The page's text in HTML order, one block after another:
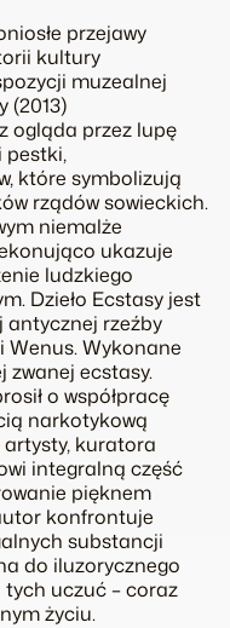
przejawy
kultury
muzealnej
(2013)
ogląda przez lupę
pestki,
które symbolizują
rządów sowieckich.
niemalże
ukazuje
ludzkiego
Dzieło Ecstasy jest
antycznej rzeźby
Wenus. Wykonane
zwanej ecstasy.
o współpracę
narkotykową
kuratora
integralną część
pięknem
konfrontuje
substancji
do iluzorycznego
tych uczuć – coraz
życiu.